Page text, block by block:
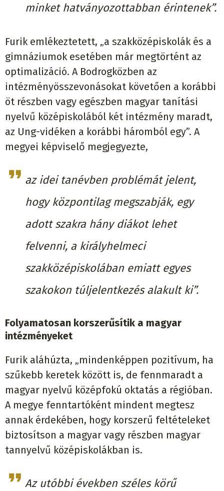
minket hatványozottabban érintenek”.
Furik emlékeztetett, „a szakközépiskolák és a
gimnáziumok esetében már megtörtént az
optimalizáció. A Bodrogközben az
intézményösszevonásokat követően a korábbi
öt részben vagy egészben magyar tanítási
nyelvű középiskolából két intézmény maradt,
az Ung-vidéken a korábbi háromból egy”. A
megyei képviselő megjegyezte,
az idei tanévben problémát jelent,
hogy központilag megszabják, egy
adott szakra hány diákot lehet
felvenni, a királyhelmeci
szakközépiskolában emiatt egyes
szakokon túljelentkezés alakult ki”.
Folyamatosan korszerűsítik a magyar
intézményeket
Furik aláhúzta, „mindenképpen pozitívum, ha
szűkebb keretek között is, de fennmaradt a
magyar nyelvű középfokú oktatás a régióban.
A megye fenntartóként mindent megtesz
annak érdekében, hogy korszerű feltételeket
biztosítson a magyar vagy részben magyar
tannyelvű középiskolákban is.
Az utóbbi években széles körű